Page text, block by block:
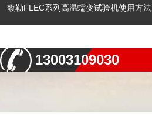
馥勒FLEC系列高温蠕变试验机使用方法
13003109030